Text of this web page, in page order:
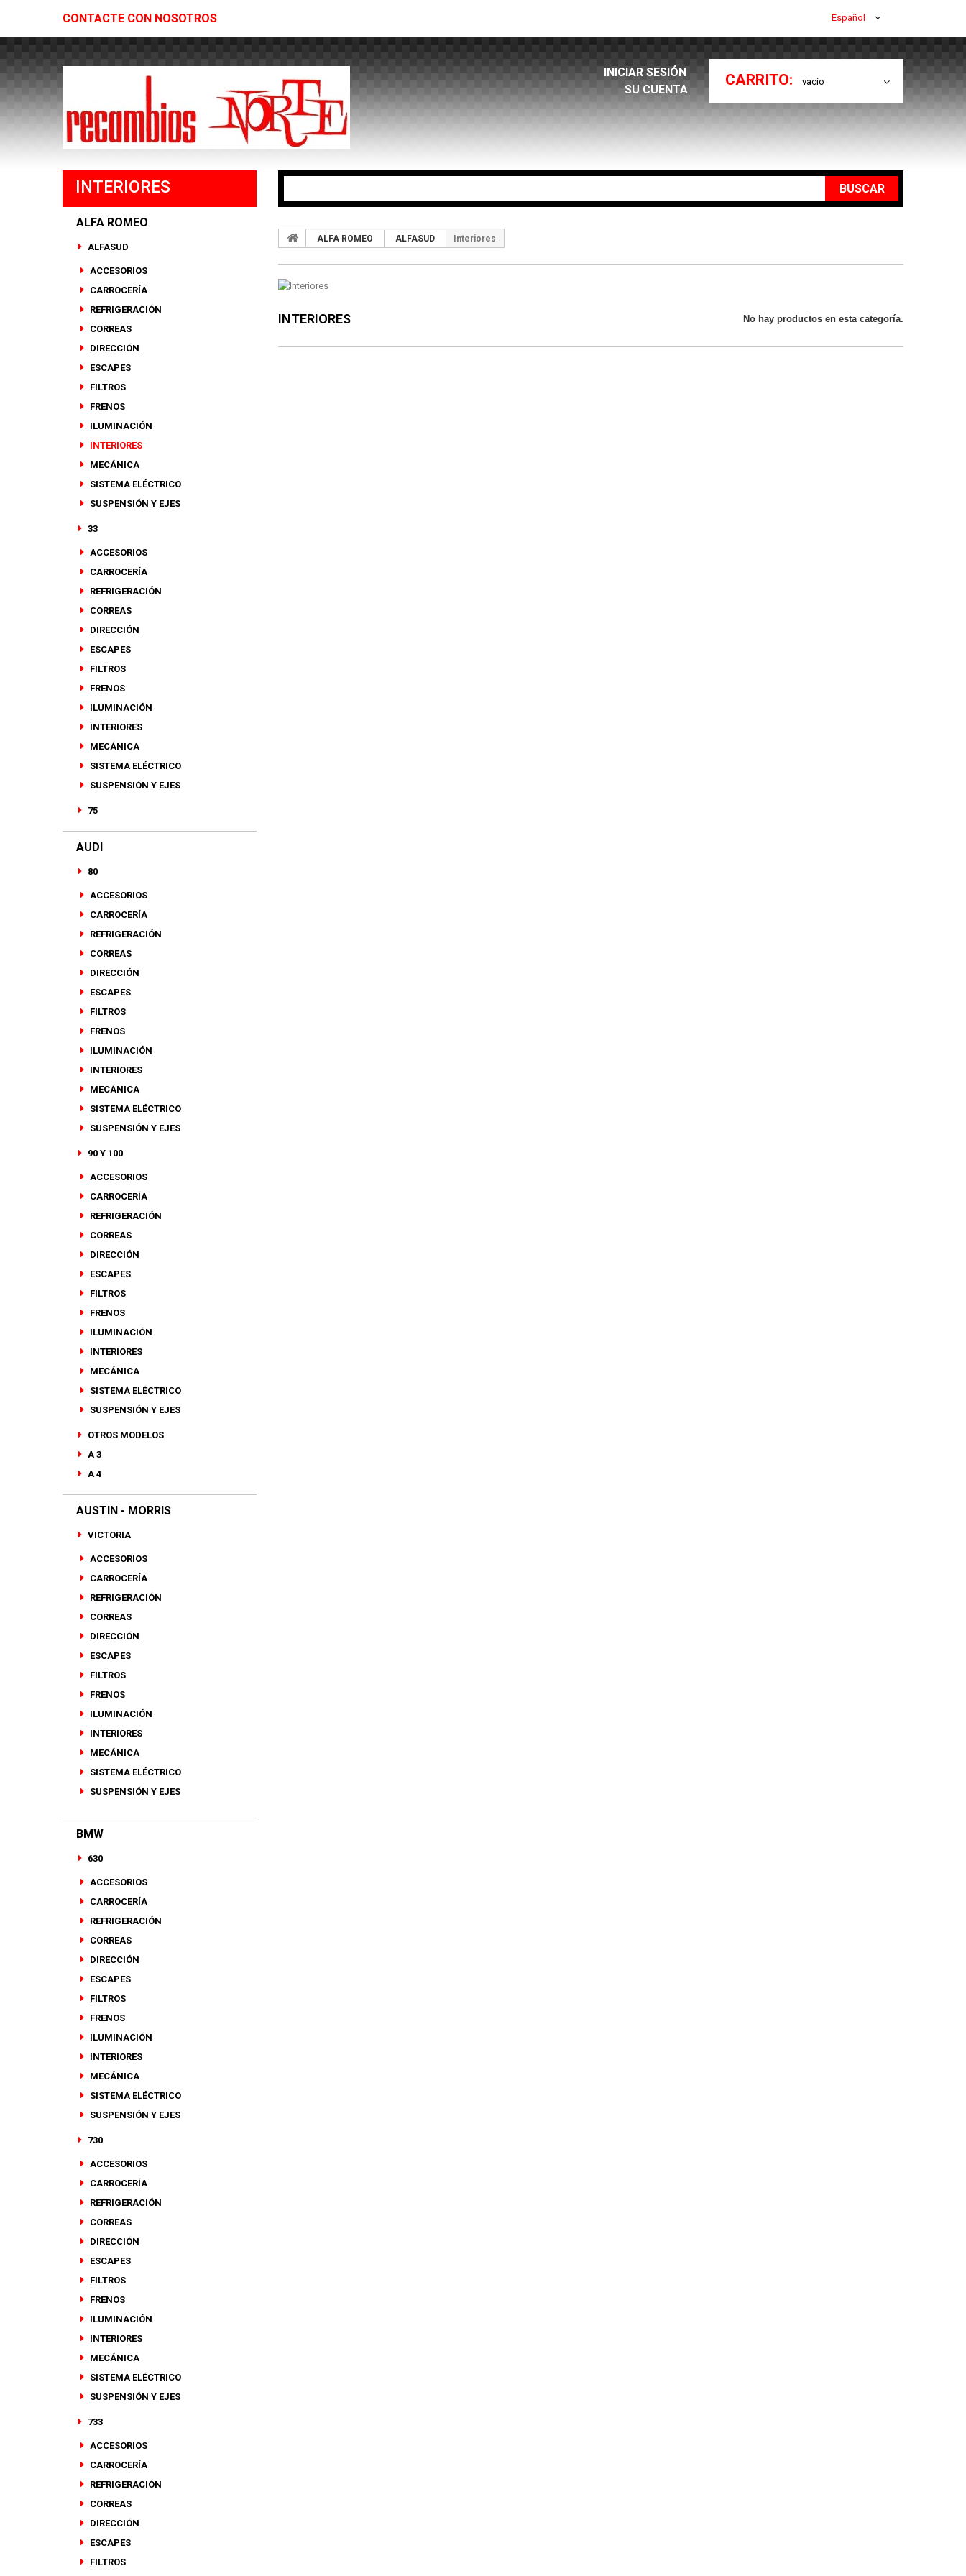
Español
CONTACTE CON NOSOTROS
CARRITO: vacío
INICIAR SESIÓN
SU CUENTA
BUSCAR
INTERIORES
ALFA ROMEO
ALFASUD
ACCESORIOS
CARROCERÍA
REFRIGERACIÓN
CORREAS
DIRECCIÓN
ESCAPES
FILTROS
FRENOS
ILUMINACIÓN
INTERIORES
MECÁNICA
SISTEMA ELÉCTRICO
SUSPENSIÓN Y EJES
33
ACCESORIOS
CARROCERÍA
REFRIGERACIÓN
CORREAS
DIRECCIÓN
ESCAPES
FILTROS
FRENOS
ILUMINACIÓN
INTERIORES
MECÁNICA
SISTEMA ELÉCTRICO
SUSPENSIÓN Y EJES
75
AUDI
80
ACCESORIOS
CARROCERÍA
REFRIGERACIÓN
CORREAS
DIRECCIÓN
ESCAPES
FILTROS
FRENOS
ILUMINACIÓN
INTERIORES
MECÁNICA
SISTEMA ELÉCTRICO
SUSPENSIÓN Y EJES
90 Y 100
ACCESORIOS
CARROCERÍA
REFRIGERACIÓN
CORREAS
DIRECCIÓN
ESCAPES
FILTROS
FRENOS
ILUMINACIÓN
INTERIORES
MECÁNICA
SISTEMA ELÉCTRICO
SUSPENSIÓN Y EJES
OTROS MODELOS
A 3
A 4
AUSTIN - MORRIS
VICTORIA
ACCESORIOS
CARROCERÍA
REFRIGERACIÓN
CORREAS
DIRECCIÓN
ESCAPES
FILTROS
FRENOS
ILUMINACIÓN
INTERIORES
MECÁNICA
SISTEMA ELÉCTRICO
SUSPENSIÓN Y EJES
BMW
630
ACCESORIOS
CARROCERÍA
REFRIGERACIÓN
CORREAS
DIRECCIÓN
ESCAPES
FILTROS
FRENOS
ILUMINACIÓN
INTERIORES
MECÁNICA
SISTEMA ELÉCTRICO
SUSPENSIÓN Y EJES
730
ACCESORIOS
CARROCERÍA
REFRIGERACIÓN
CORREAS
DIRECCIÓN
ESCAPES
FILTROS
FRENOS
ILUMINACIÓN
INTERIORES
MECÁNICA
SISTEMA ELÉCTRICO
SUSPENSIÓN Y EJES
733
ACCESORIOS
CARROCERÍA
REFRIGERACIÓN
CORREAS
DIRECCIÓN
ESCAPES
FILTROS
ALFA ROMEO ALFASUD Interiores
INTERIORES No hay productos en esta categoría.